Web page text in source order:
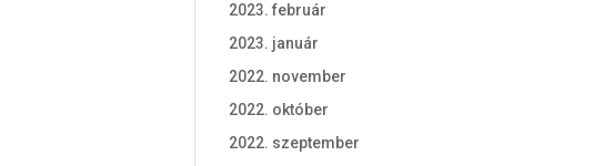
2023. február
2023. január
2022. november
2022. október
2022. szeptember